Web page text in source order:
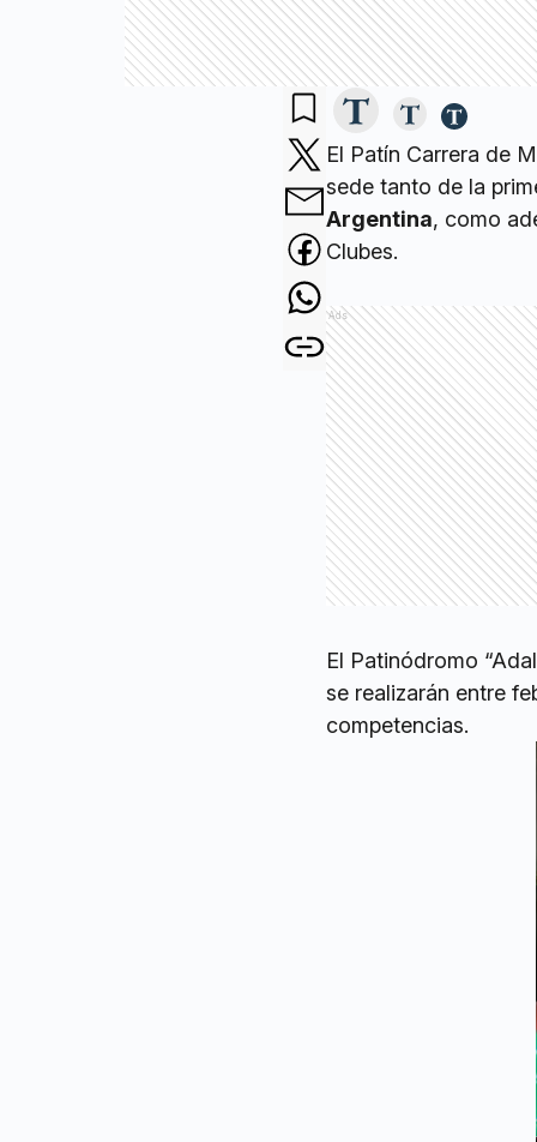
El Patín Carrera de
sede tanto de la
Argentina, como
Clubes.
Ads
El Patinódromo
se realizarán entre
competencias.